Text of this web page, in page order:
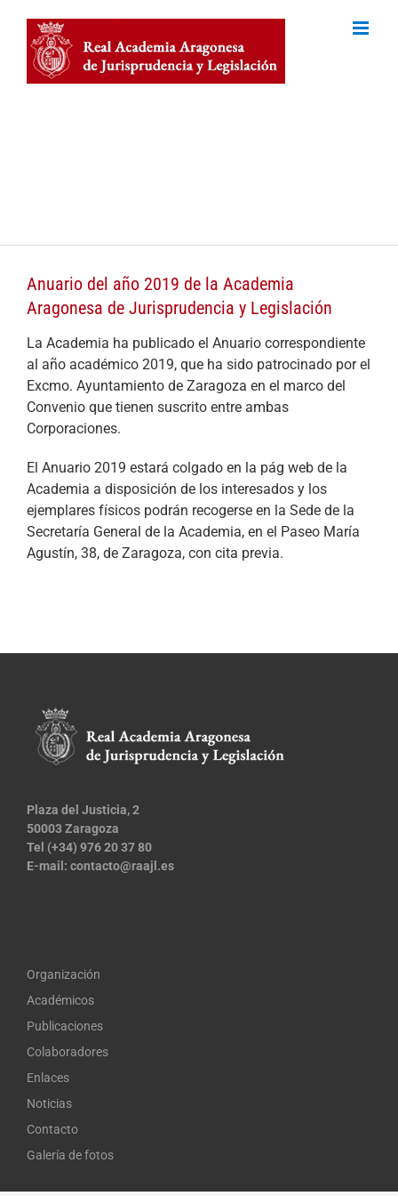
content
Anuario del año 2019 de la Academia
Aragonesa de Jurisprudencia y Legislación
La Academia ha publicado el Anuario correspondiente
al año académico 2019, que ha sido patrocinado por el
Excmo. Ayuntamiento de Zaragoza en el marco del
Convenio que tienen suscrito entre ambas
Corporaciones.
El Anuario 2019 estará colgado en la pág web de la
Academia a disposición de los interesados y los
ejemplares físicos podrán recogerse en la Sede de la
Secretaría General de la Academia, en el Paseo María
Agustín, 38, de Zaragoza, con cita previa.
Plaza del Justicia, 2
50003 Zaragoza
Tel (+34) 976 20 37 80
E-mail: contacto@raajl.es
Organización
Académicos
Publicaciones
Colaboradores
Enlaces
Noticias
Contacto
Galería de fotos